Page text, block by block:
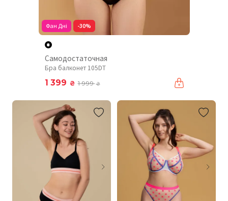
Фан Дні -30%
Самодостаточная
Бра балконет 105DT
1 399 ₴ 1 999₴